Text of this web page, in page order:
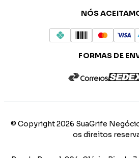
NÓS
FORMAS DE
© Copyright 2026 SuaGrife
os direitos